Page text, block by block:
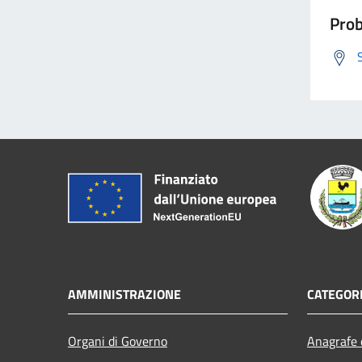
AMMINISTRAZIONE
Organi di Governo